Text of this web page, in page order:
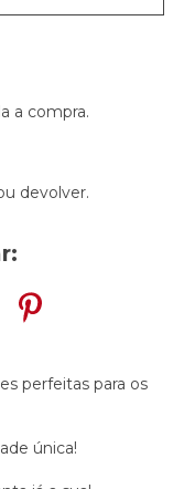
a compra.
devolver.
perfeitas para os
única!